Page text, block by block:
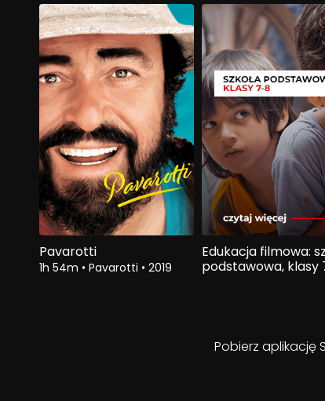
Pavarotti
1h 54m • Pavarotti • 2019
Edukacja filmowa:
podstawowa, klasy
Pobierz aplikację